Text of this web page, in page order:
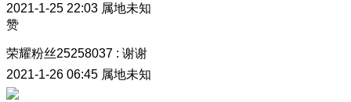
2021-1-25 22:03 属地未知
赞
荣耀粉丝25258037 : 谢谢
2021-1-26 06:45 属地未知